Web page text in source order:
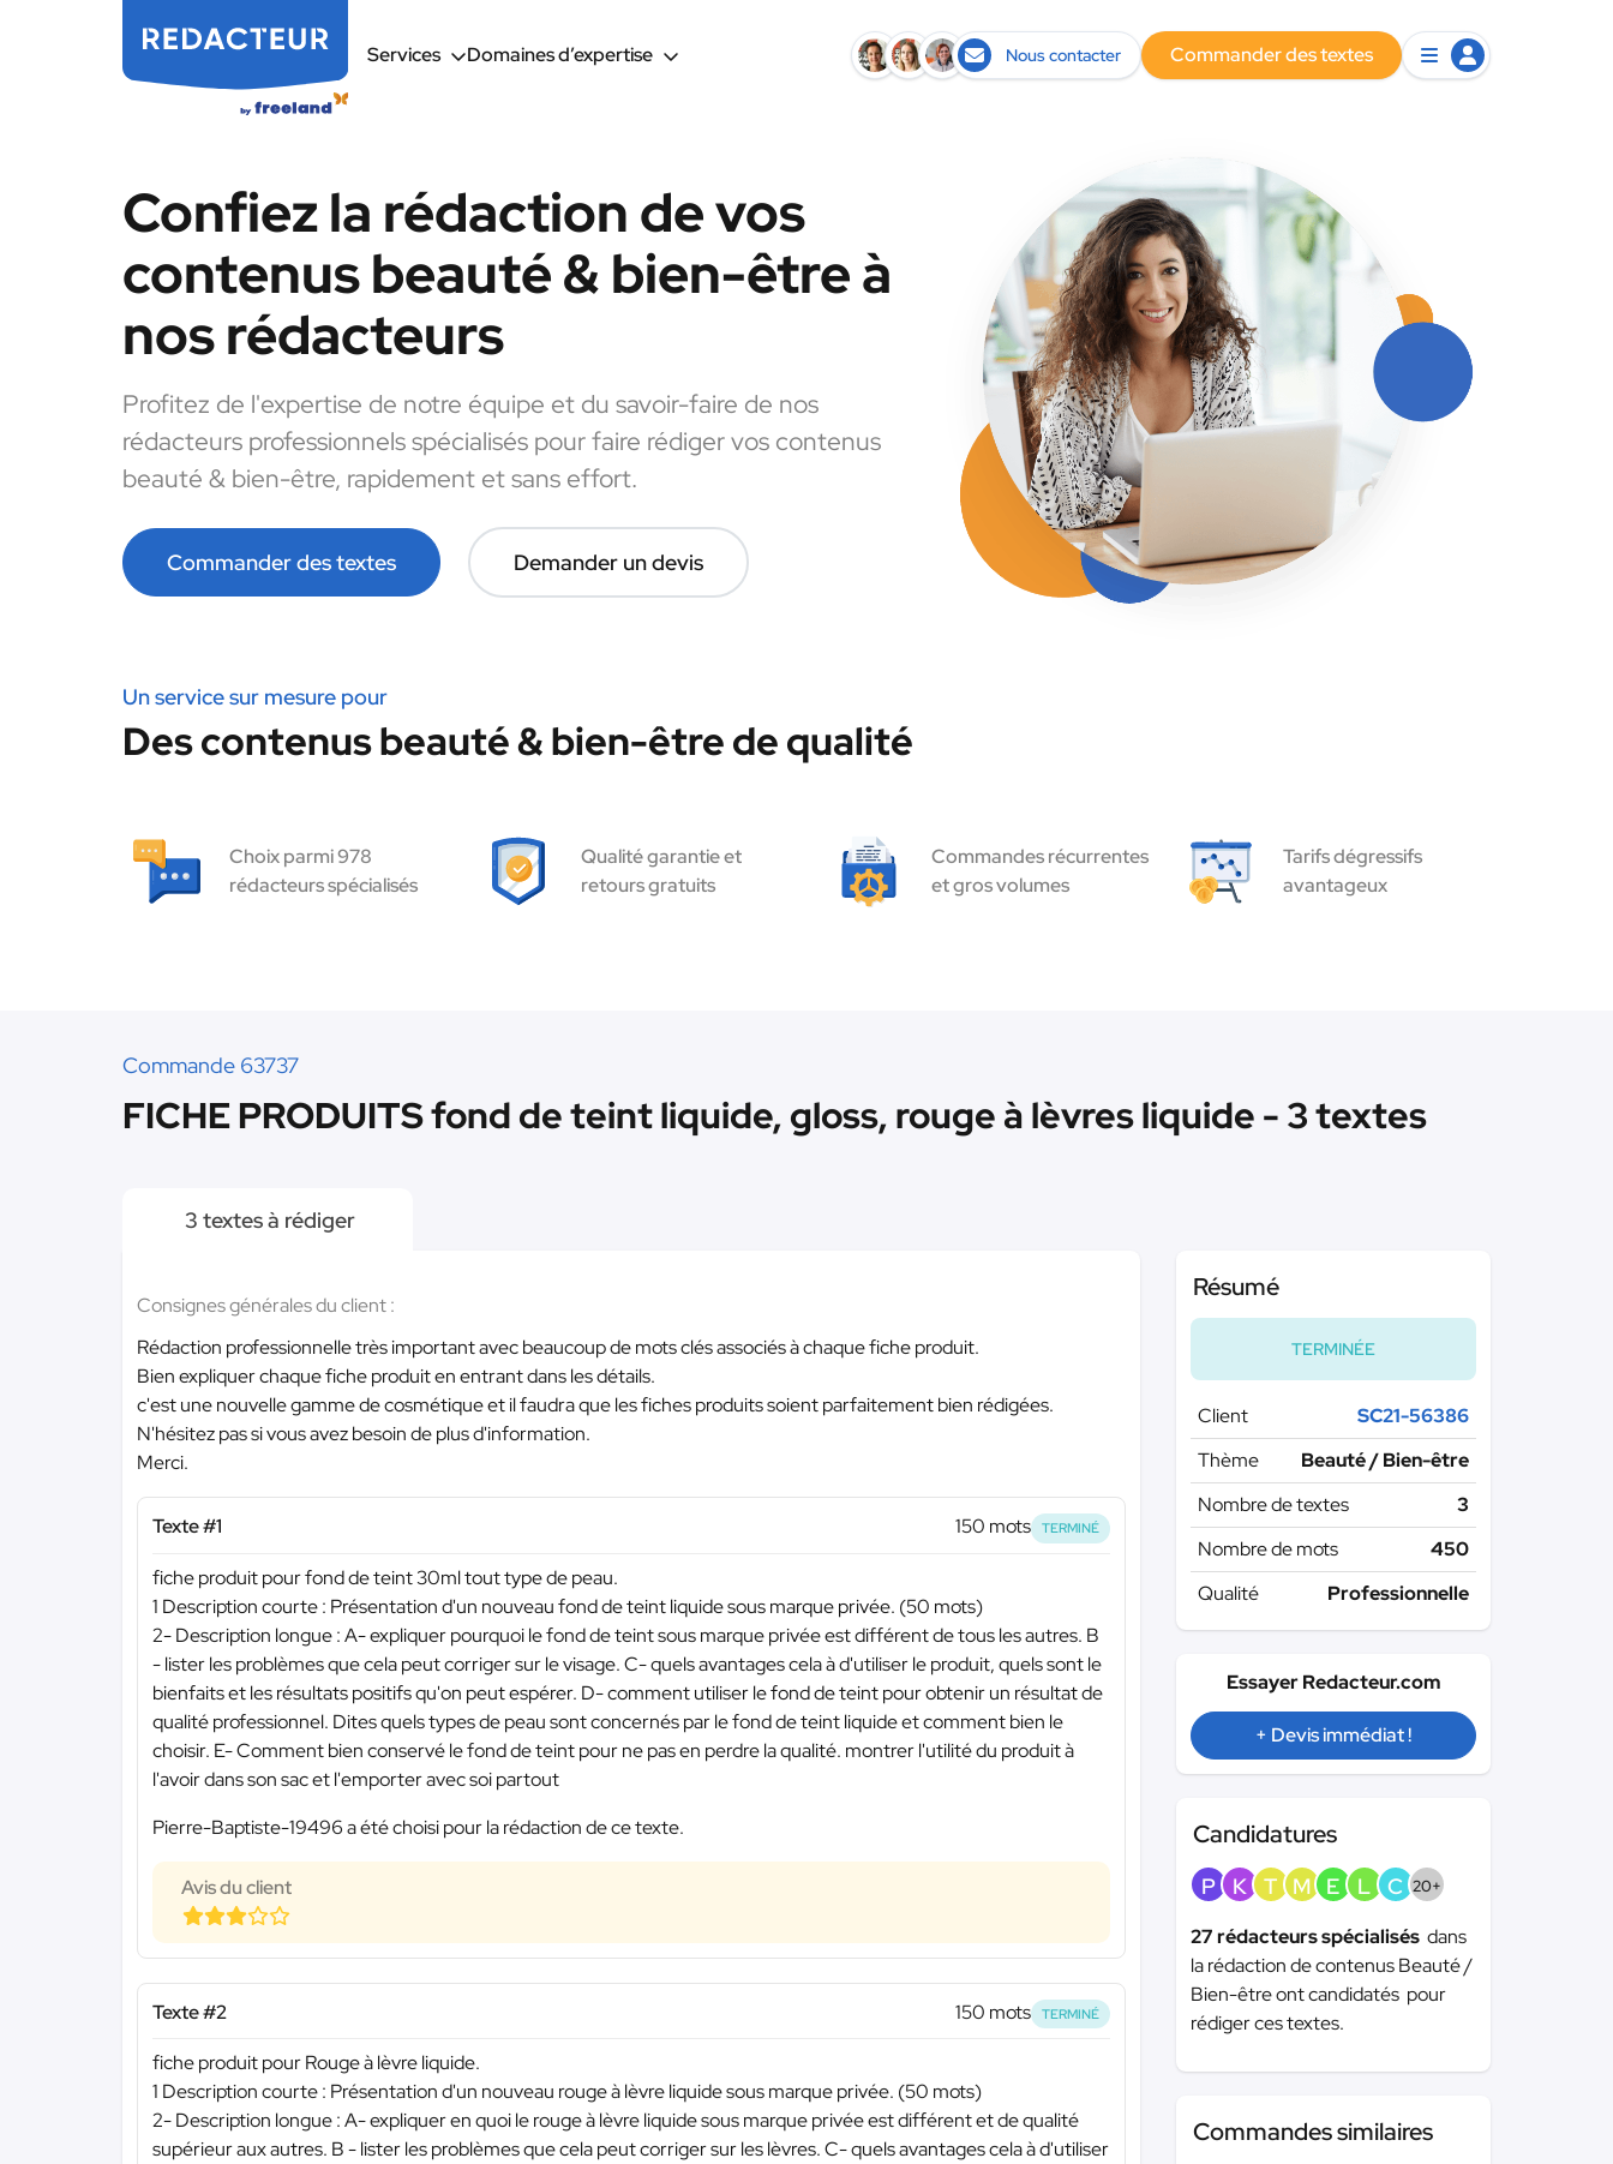
Services Domaines d’expertise Nous contacter Commander des textes
Confiez la rédaction de vos
contenus beauté & bien-être à
nos rédacteurs
Profitez de l'expertise de notre équipe et du savoir-faire de nos
rédacteurs professionnels spécialisés pour faire rédiger vos contenus
beauté & bien-être, rapidement et sans effort.
Commander des textes Demander un devis
Un service sur mesure pour
Des contenus beauté & bien-être de qualité
Choix parmi 978
rédacteurs spécialisés
Qualité garantie et
retours gratuits
Commandes récurrentes
et gros volumes
Tarifs dégressifs
avantageux
Commande 63737
FICHE PRODUITS fond de teint liquide, gloss, rouge à lèvres liquide - 3 textes
3 textes à rédiger
Consignes générales du client :
Rédaction professionnelle très important avec beaucoup de mots clés associés à chaque fiche produit.
Bien expliquer chaque fiche produit en entrant dans les détails.
c'est une nouvelle gamme de cosmétique et il faudra que les fiches produits soient parfaitement bien rédigées.
N'hésitez pas si vous avez besoin de plus d'information.
Merci.
Texte #1 150 mots TERMINÉ
fiche produit pour fond de teint 30ml tout type de peau.
1 Description courte : Présentation d'un nouveau fond de teint liquide sous marque privée. (50 mots)
2- Description longue : A- expliquer pourquoi le fond de teint sous marque privée est différent de tous les autres. B
- lister les problèmes que cela peut corriger sur le visage. C- quels avantages cela à d'utiliser le produit, quels sont le
bienfaits et les résultats positifs qu'on peut espérer. D- comment utiliser le fond de teint pour obtenir un résultat de
qualité professionnel. Dites quels types de peau sont concernés par le fond de teint liquide et comment bien le
choisir. E- Comment bien conservé le fond de teint pour ne pas en perdre la qualité. montrer l'utilité du produit à
l'avoir dans son sac et l'emporter avec soi partout
Pierre-Baptiste-19496 a été choisi pour la rédaction de ce texte.
Avis du client
Texte #2 150 mots TERMINÉ
fiche produit pour Rouge à lèvre liquide.
1 Description courte : Présentation d'un nouveau rouge à lèvre liquide sous marque privée. (50 mots)
2- Description longue : A- expliquer en quoi le rouge à lèvre liquide sous marque privée est différent et de qualité
supérieur aux autres. B - lister les problèmes que cela peut corriger sur les lèvres. C- quels avantages cela à d'utiliser
Résumé
TERMINÉE
Client
SC21-56386
Thème
Beauté / Bien-être
Nombre de textes
3
Nombre de mots
450
Qualité
Professionnelle
Essayer Redacteur.com
+ Devis immédiat !
Candidatures
P K T M E L C 20+
27 rédacteurs spécialisés dans
la rédaction de contenus Beauté /
Bien-être ont candidatés pour
rédiger ces textes.
Commandes similaires